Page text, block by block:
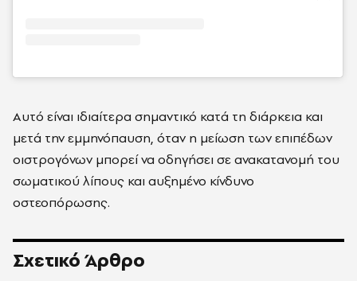
Αυτό είναι ιδιαίτερα σημαντικό κατά τη διάρκεια και
μετά την εμμηνόπαυση, όταν η μείωση των επιπέδων
οιστρογόνων μπορεί να οδηγήσει σε ανακατανομή του
σωματικού λίπους και αυξημένο κίνδυνο
οστεοπόρωσης.
Σχετικό Άρθρο